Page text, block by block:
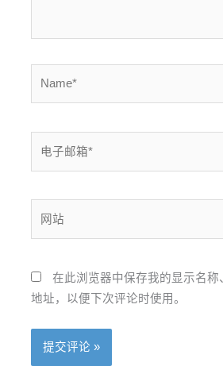
箱
在此浏览器中保存我的显示名称
地址，以便下次评论时使用。